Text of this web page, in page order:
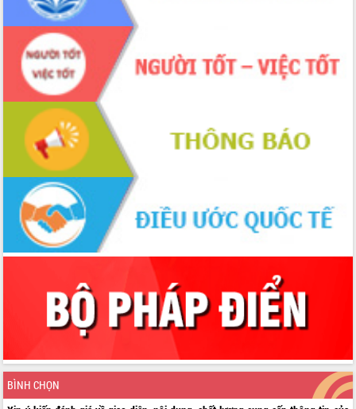
Du lịch Đắk Lắk nâng tầm trải nghiệm
du khách thông qua Hệ thống cơ sở dữ
liệu và Bản đồ số
Tập huấn ứng dụng trí tuệ nhân tạo (AI)
trong thương mại điện tử năm 2026
Đoàn đại biểu Quốc hội tỉnh Đắk Lắk
trao đổi thông tin trước Kỳ họp thứ
nhất, Quốc hội khóa XVI
Quyết liệt cải cách hành chính, khơi
thông nguồn lực phát triển
Nâng cao hiệu lực, hiệu quả HĐND
tỉnh thông qua hiện đại hóa hành chính
Xã Ea Phê gắn cải cách hành chính với
chuyển đổi số
Phó Chủ tịch Thường trực UBND tỉnh
Hồ Thị Nguyên Thảo làm việc tại Trung
tâm Phục vụ hành chính công xã Ea
Xây dựng nền hành chính số đồng
hành cùng nông dân dân, doanh nghiệp
Giai đoạn 2026-2030, Đắk Lắk phấn
đấu có 77% xã đạt chuẩn nông thôn
mới
BÌNH CHỌN